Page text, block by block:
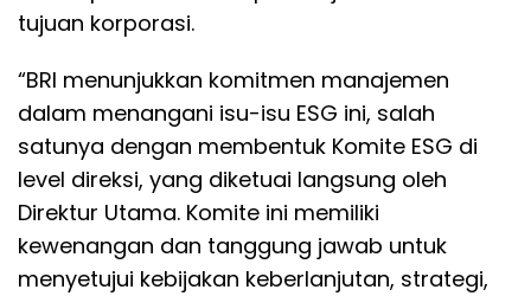
tujuan korporasi.
“BRI menunjukkan komitmen manajemen
dalam menangani isu-isu ESG ini, salah
satunya dengan membentuk Komite ESG di
level direksi, yang diketuai langsung oleh
Direktur Utama. Komite ini memiliki
kewenangan dan tanggung jawab untuk
menyetujui kebijakan keberlanjutan, strategi,